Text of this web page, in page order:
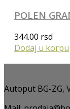
POLEN
344.00 rsd
Dodaj u korpu
Autoput BG-ZG,